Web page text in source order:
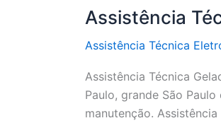
Assistência
Assistência Técnica
Assistência Técnica
Paulo, grande São
manutenção.